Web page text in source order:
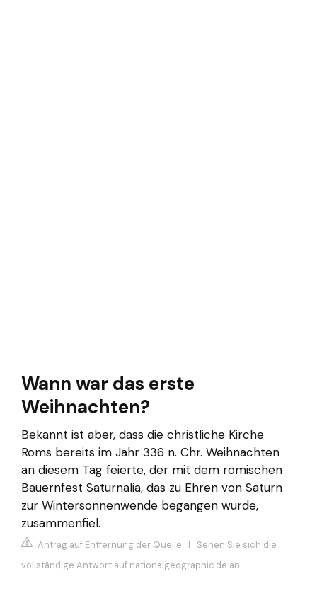
Wann war das erste
Weihnachten?
Bekannt ist aber, dass die christliche Kirche
Roms bereits im Jahr 336 n. Chr. Weihnachten
an diesem Tag feierte, der mit dem römischen
Bauernfest Saturnalia, das zu Ehren von Saturn
zur Wintersonnenwende begangen wurde,
zusammenfiel.
Antrag auf Entfernung der Quelle | Sehen Sie sich die
vollständige Antwort auf nationalgeographic.de an